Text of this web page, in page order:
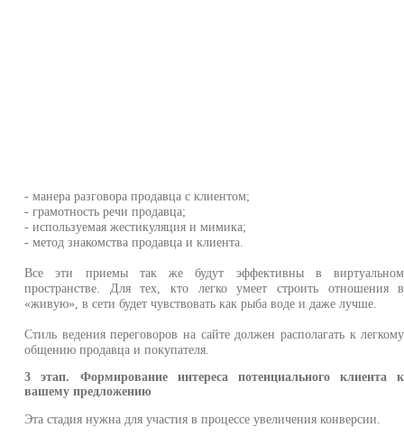
- манера разговора продавца с клиентом;
- грамотность речи продавца;
- используемая жестикуляция и мимика;
- метод знакомства продавца и клиента.
Все эти приемы так же будут эффективны в виртуальном
пространстве. Для тех, кто легко умеет строить отношения в
«живую», в сети будет чувствовать как рыба воде и даже лучше.
Стиль ведения переговоров на сайте должен располагать к легкому
общению продавца и покупателя.
3 этап. Формирование интереса потенциального клиента к
вашему предложению
Эта стадия нужна для участия в процессе увеличения конверсии.